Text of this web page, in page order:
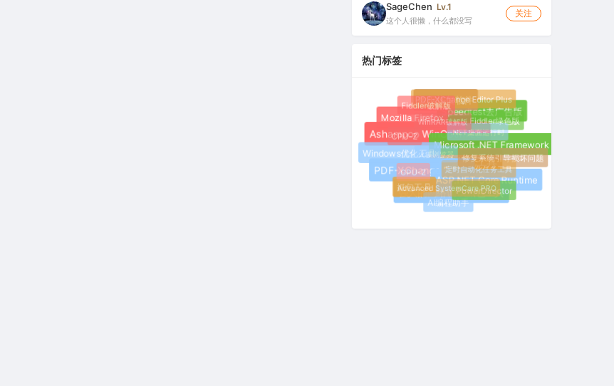
SageChen Lv.1
这个人很懒，什么都没写
关注
热门标签
系统优化工具
哔哩哔哩
Ashampoo WinOptimizer
PDF-XChange Editor
强大的网络调试抓包工具
ASP.NET Core Runtime
Microsoft .NET Framework 9.0
Speedtest去广告版
数据恢复软件
Mozilla Firefox
Windows优化工具
抓包工具
AI编程助手
PowerDirector
修复系统引导损坏问题
Fiddler绿色版
PDF-XChange Editor Plus
Fiddler破解版
CPU-Z
GPU-Z
Advanced SystemCare PRO
定时自动化任务工具
.NET桌面运行时
WinRAR破解版
火狐浏览器